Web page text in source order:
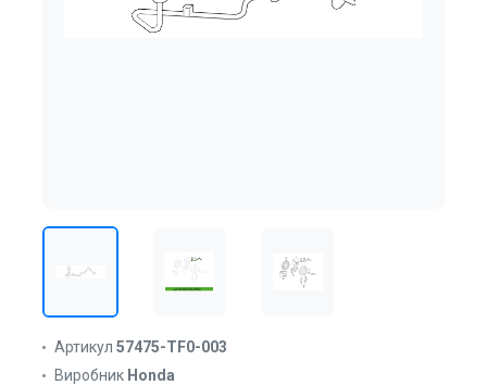
Артикул 57475-TF0-003
Виробник Honda